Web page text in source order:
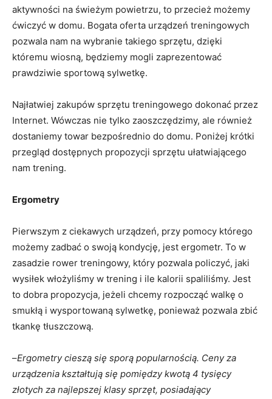
aktywności na świeżym powietrzu, to przecież możemy
ćwiczyć w domu. Bogata oferta urządzeń treningowych
pozwala nam na wybranie takiego sprzętu, dzięki
któremu wiosną, będziemy mogli zaprezentować
prawdziwie sportową sylwetkę.
Najłatwiej zakupów sprzętu treningowego dokonać przez
Internet. Wówczas nie tylko zaoszczędzimy, ale również
dostaniemy towar bezpośrednio do domu. Poniżej krótki
przegląd dostępnych propozycji sprzętu ułatwiającego
nam trening.
Ergometry
Pierwszym z ciekawych urządzeń, przy pomocy którego
możemy zadbać o swoją kondycję, jest ergometr. To w
zasadzie rower treningowy, który pozwala policzyć, jaki
wysiłek włożyliśmy w trening i ile kalorii spaliliśmy. Jest
to dobra propozycja, jeżeli chcemy rozpocząć walkę o
smukłą i wysportowaną sylwetkę, ponieważ pozwala zbić
tkankę tłuszczową.
–Ergometry cieszą się sporą popularnością. Ceny za
urządzenia kształtują się pomiędzy kwotą 4 tysięcy
złotych za najlepszej klasy sprzęt, posiadający